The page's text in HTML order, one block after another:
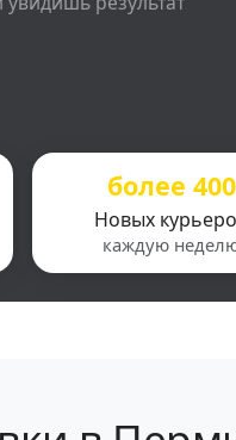
более 400
Новых
каждую